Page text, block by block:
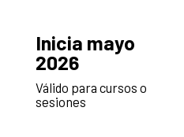
Inicia mayo
2026
Válido para cursos o
sesiones